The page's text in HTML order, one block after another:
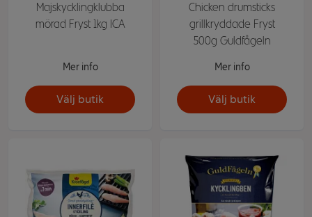
Majskycklingklubba
mörad Fryst 1kg ICA
Mer info
Välj butik
Chicken drumsticks
grillkryddade Fryst
500g Guldfågeln
Mer info
Välj butik